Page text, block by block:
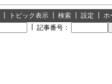
トピック表示 検索 設定
ホ
記事番号：